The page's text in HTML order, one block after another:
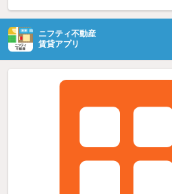
ニフティ不動産
賃貸アプリ